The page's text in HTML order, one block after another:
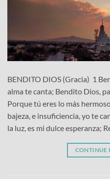
BENDITO DIOS (Gracia) 1
alma te canta; Bendito Dios,
Porque tú eres lo más
bajeza, e insuficiencia, yo te
la luz, es mi dulce esperanza;
CONTINUE